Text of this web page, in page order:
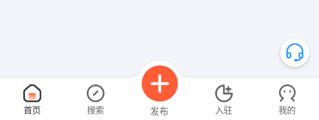
首页 搜索 发布 入驻 我的